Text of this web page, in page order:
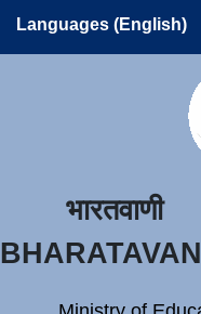
Languages (English)
भारतवाणी